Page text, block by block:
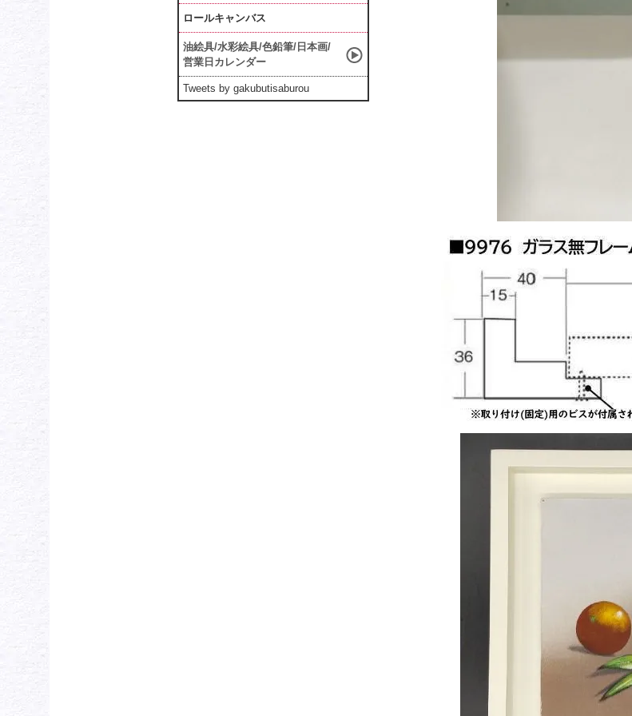
ロールキャンバス
油絵具/水彩絵具/色鉛筆/日本画/
営業日カレンダー
Tweets by gakubutisaburou